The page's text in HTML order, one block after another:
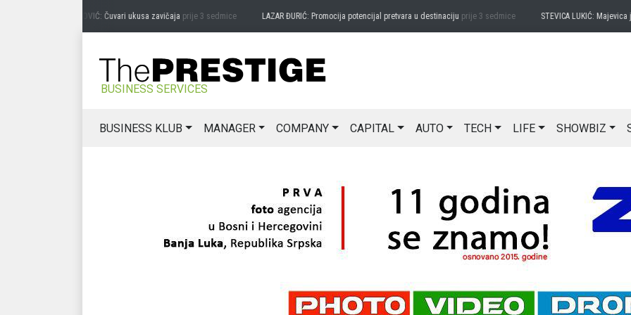
PREDRAG MIĆANOVIĆ: Čuvari ukusa zavičajaprije 3 sedmice LAZAR ĐURIĆ: Promocija potencijal pretvara u destinacijuprije 3 sedmice STEVICA LUKIĆ: Majevica je
BUSINESS SERVICES
BUSINESS KLUB MANAGER COMPANY CAPITAL AUTO TECH LIFE SHOWBIZ